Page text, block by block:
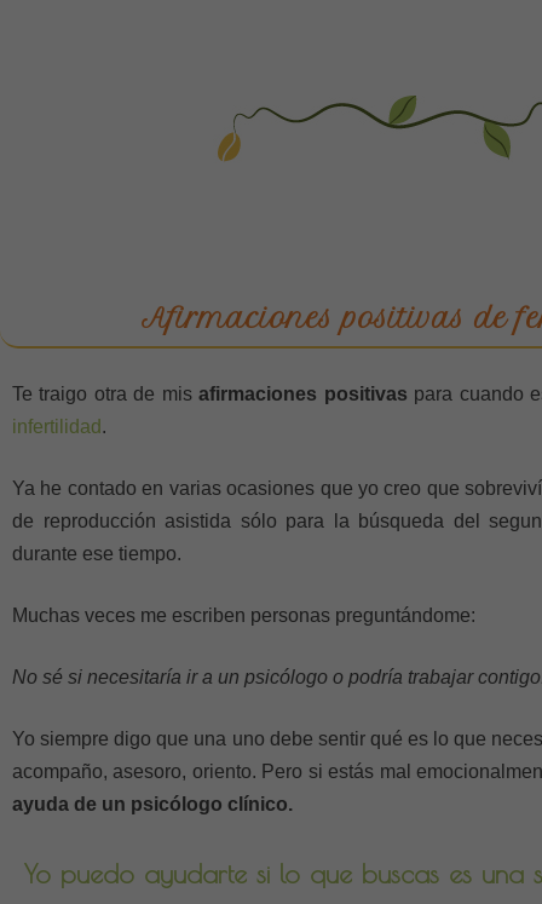
Afirmaciones positivas de
Te traigo otra de misafirmaciones positivas para cuando
infertilidad .
Ya he contado en varias ocasiones que yo creo que
de reproducción asistida sólo para la búsqueda del
durante ese tiempo.
Muchas veces me escriben personas preguntándome:
No sé si necesitaría ir a un psicólogo o podría trabajar
Yo siempre digo que una uno debe sentir qué es lo que
acompaño, asesoro, oriento. Pero si estás mal
ayuda de un psicólogo clínico.
Yo puedo ayudarte si lo que buscas es una